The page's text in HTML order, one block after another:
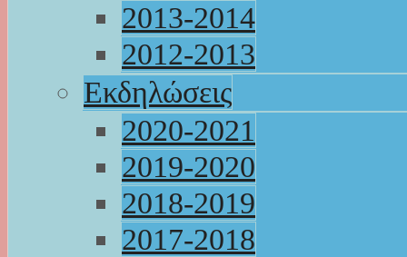
2013-2014
2012-2013
Εκδηλώσεις
2020-2021
2019-2020
2018-2019
2017-2018